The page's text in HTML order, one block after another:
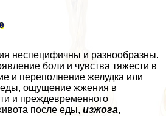
неспецифичны и разнообразны.
боли и чувства тяжести в
и переполнение желудка или
еды, ощущение жжения в
и преждевременного
после еды, изжога,